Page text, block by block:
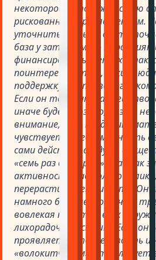
некоторой осторожностью
рискованным предложениям.
уточнить, есть ли
база у затеваемого
финансировать. Неплохо
поинтересоваться, какие
поддержку (часто вся его
Если он торопит вас
иначе будет поздно, — это
внимание, ведь
чувствует своевременность
сами действия следует
«семь раз отмерь...», так как
активность настолько
перерасти в суетливость. Он
намного больше того, что
вовлекая при этом всех
лихорадочную спешку. Если он
проявляет нетерпеливость и
«волокитчикам», это следует